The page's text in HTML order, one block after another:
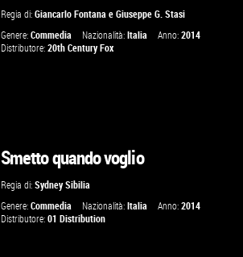
Regia di:Giancarlo Fontana eGiuseppe G. Stasi
Genere:Commedia Nazionalità:Italia Anno:2014
Distributore:20th Century Fox
Smetto quando voglio
Regia di:Sydney Sibilia
Genere:Commedia Nazionalità:Italia Anno:2014
Distributore:01 Distribution